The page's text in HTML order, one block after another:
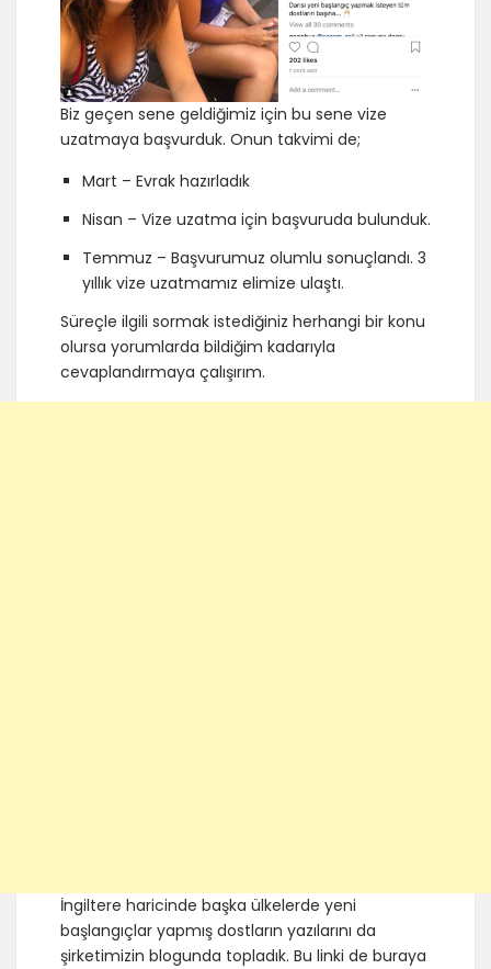
Biz geçen sene geldiğimiz için bu sene vize
uzatmaya başvurduk. Onun takvimi de;
Mart – Evrak hazırladık
Nisan – Vize uzatma için başvuruda bulunduk.
Temmuz – Başvurumuz olumlu sonuçlandı. 3
yıllık vize uzatmamız elimize ulaştı.
Süreçle ilgili sormak istediğiniz herhangi bir konu
olursa yorumlarda bildiğim kadarıyla
cevaplandırmaya çalışırım.
İngiltere haricinde başka ülkelerde yeni
başlangıçlar yapmış dostların yazılarını da
şirketimizin blogunda topladık. Bu linki de buraya